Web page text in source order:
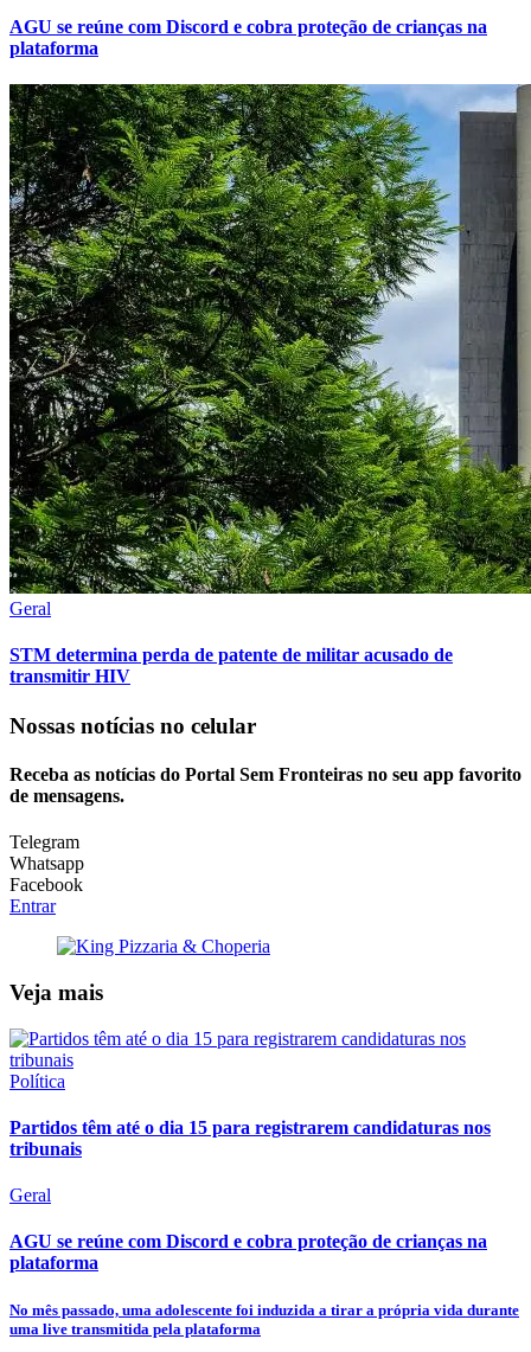
AGU se reúne com Discord e cobra proteção de crianças na
plataforma
Geral
STM determina perda de patente de militar acusado de
transmitir HIV
Nossas notícias no celular
Receba as notícias do Portal Sem Fronteiras no seu app favorito
de mensagens.
Telegram
Whatsapp
Facebook
Entrar
Veja mais
Política
Partidos têm até o dia 15 para registrarem candidaturas nos
tribunais
Geral
AGU se reúne com Discord e cobra proteção de crianças na
plataforma
No mês passado, uma adolescente foi induzida a tirar a própria vida durante
uma live transmitida pela plataforma